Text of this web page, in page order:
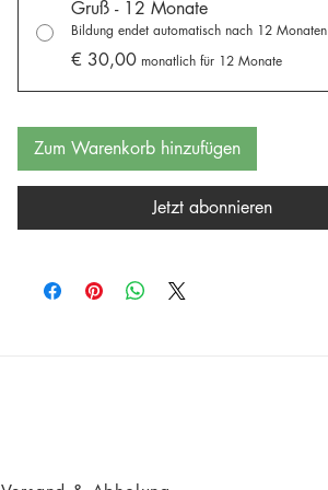
Gruß - 12 Monate
Bildung endet automatisch nach 12 Monaten
€ 30,00 monatlich für 12 Monate
Zum Warenkorb hinzufügen
Jetzt abonnieren